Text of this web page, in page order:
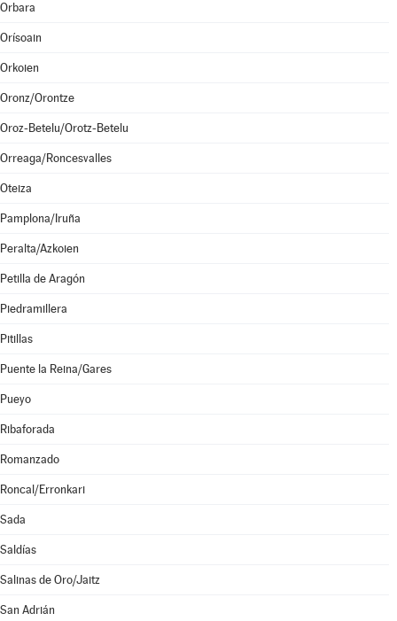
Orbara
Orísoain
Orkoien
Oronz/Orontze
Oroz-Betelu/Orotz-Betelu
Orreaga/Roncesvalles
Oteiza
Pamplona/Iruña
Peralta/Azkoien
Petilla de Aragón
Piedramillera
Pitillas
Puente la Reina/Gares
Pueyo
Ribaforada
Romanzado
Roncal/Erronkari
Sada
Saldías
Salinas de Oro/Jaitz
San Adrián